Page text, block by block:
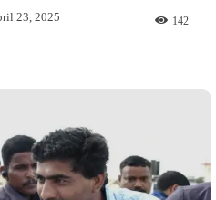
23, 2025 142